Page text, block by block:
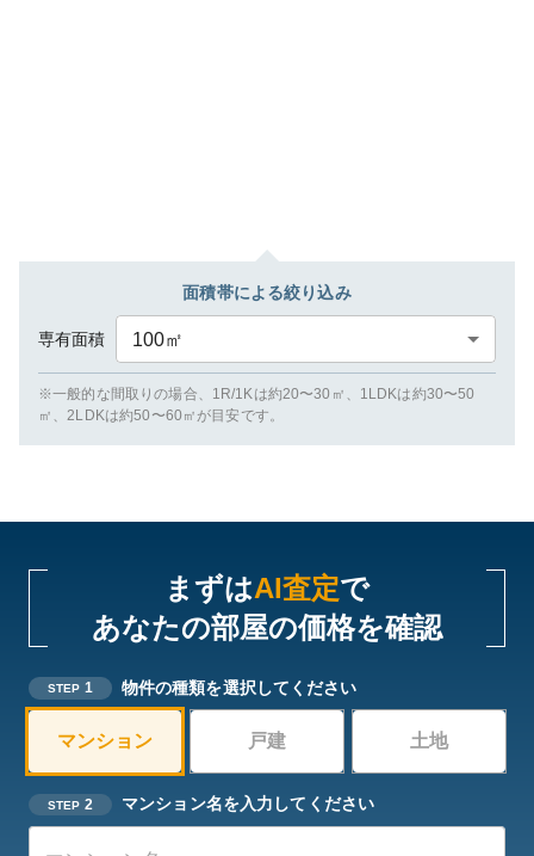
面積帯による絞り込み
専有面積 100㎡
※一般的な間取りの場合、1R/1Kは約20〜30㎡、1LDKは約30〜50
㎡、2LDKは約50〜60㎡が目安です。
まずはAI査定で
あなたの部屋の価格を確認
STEP 1 物件の種類を選択してください
マンション 戸建 土地
STEP 2 マンション名を入力してください